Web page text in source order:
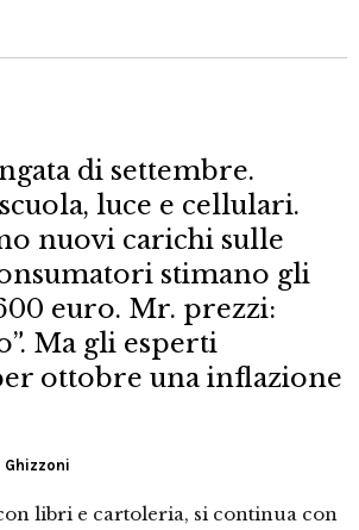
di settembre.
luce e cellulari.
nuovi carichi sulle
stimano gli
euro. Mr. prezzi:
Ma gli esperti
ottobre una inflazione
Ghizzoni
libri e cartoleria, si continua con